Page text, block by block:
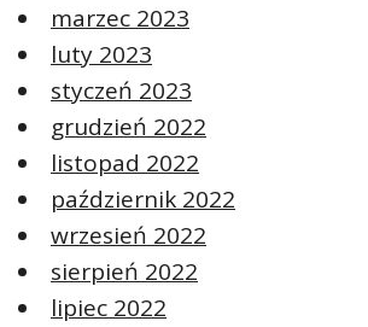
marzec 2023
luty 2023
styczeń 2023
grudzień 2022
listopad 2022
październik 2022
wrzesień 2022
sierpień 2022
lipiec 2022